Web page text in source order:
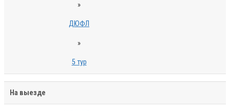
»
ДЮФЛ
»
5 тур
На выезде